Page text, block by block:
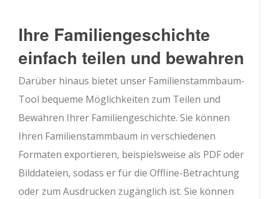
Ihre Familiengeschichte
einfach teilen und bewahren
Darüber hinaus bietet unser Familienstammbaum-
Tool bequeme Möglichkeiten zum Teilen und
Bewahren Ihrer Familiengeschichte. Sie können
Ihren Familienstammbaum in verschiedenen
Formaten exportieren, beispielsweise als PDF oder
Bilddateien, sodass er für die Offline-Betrachtung
oder zum Ausdrucken zugänglich ist. Sie können